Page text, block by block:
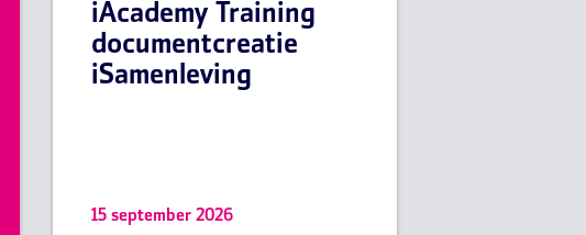
iAcademy Training
documentcreatie
iSamenleving
15 september 2026